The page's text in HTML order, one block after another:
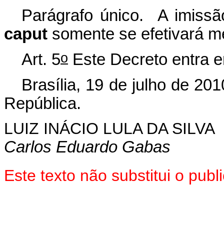
Parágrafo único. A
caput somente se efetivará
Art. 5o Este Decreto entra
Brasília, 19 de julho de
República.
LUIZ INÁCIO LULA DA SILVA
Carlos Eduardo Gabas
Este texto não substitui o